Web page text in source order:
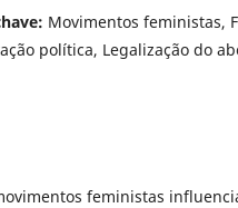
Movimentos feministas,
política, Legalização do
feministas